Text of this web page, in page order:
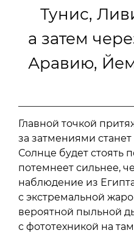
Тунис,
а затем
Аравию,
Главной точкой
за затмениями станет
Солнце будет стоять
потемнеет сильнее,
наблюдение из
с экстремальной
вероятной пыльной
с фототехникой на